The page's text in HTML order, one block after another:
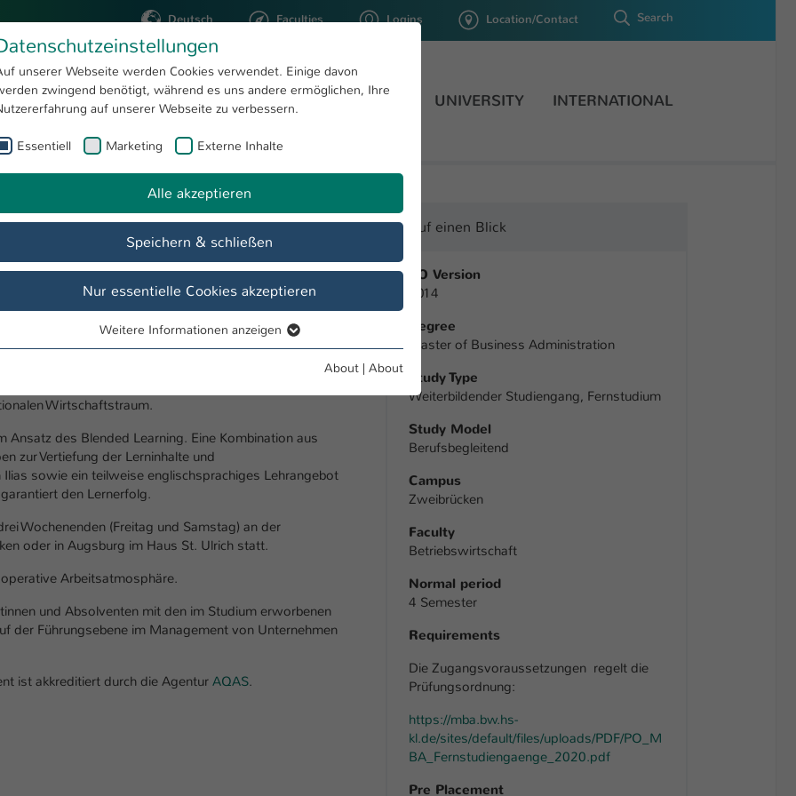
Deutsch Faculties Logins Location/Contact Search
STUDYING RESEARCH UNIVERSITY INTERNATIONAL
MBA Marketing-Managment
ein weiterbildendes, internationales und
sowie Kontrolle aller Unternehmensaktivitäten
mit dem Ziel der Sicherstellung einer dauerhaften
weitere elementare Größe stehen im Fokus bei der
gegenüber anderen Mitbewerbern.
& Marketingwissen und ausgezeichnete Kenntnisse in
Wirtschaftstraum.
des Blended Learning. Eine Kombination aus
zur Vertiefung der Lerninhalte und
sowie ein teilweise englischsprachiges Lehrangebot
den Lernerfolg.
Wochenenden (Freitag und Samstag) an der
oder in Augsburg im Haus St. Ulrich statt.
Arbeitsatmosphäre.
und Absolventen mit den im Studium erworbenen
der Führungsebene im Management von Unternehmen
ist akkreditiert durch die Agentur AQAS.
Auf einen Blick
PO Version
2014
Degree
Master of Business Administration
Study Type
Weiterbildender Studiengang, Fernstudium
Study Model
Berufsbegleitend
Campus
Zweibrücken
Faculty
Betriebswirtschaft
Normal period
4 Semester
Requirements
Die Zugangsvoraussetzungen regelt die
Prüfungsordnung:
https://mba.bw.hs-
kl.de/sites/default/files/uploads/PDF/PO_M
BA_Fernstudiengaenge_2020.pdf
Pre Placement
unserer Webseite werden Cookies verwendet. Einige davon
zwingend benötigt, während es uns andere ermöglichen, Ihre
auf unserer Webseite zu verbessern.
Essentiell Marketing Externe Inhalte
Alle akzeptieren
Speichern & schließen
Nur essentielle Cookies akzeptieren
Essentielle Cookies werden für grundlegende Funktionen der
einwandfrei funktioniert.
Name cookie_optin
Anbieter TYPO3
Dieses Cookie wird verwendet, um Ihre Cookie-
Einstellungen für diese Website zu speichern.
Name SgCookieOptin.lastPreferences
Cookie-Informationen anzeigen
Marketing
Besucher auf der Website nachzuverfolgen. Die erhobenen Daten
werden anonymisiert und ausschließlich für interne Zwecke
Anbieter Hochschule Kaiserslautern
Laufzeit 7 Tage
Vimeo, Issuu), um Ihnen zusätzliche Informationen anzubieten.
Weitere Informationen anzeigen
About | About